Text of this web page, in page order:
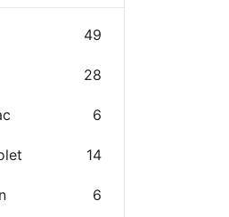
49
28
6
14
6